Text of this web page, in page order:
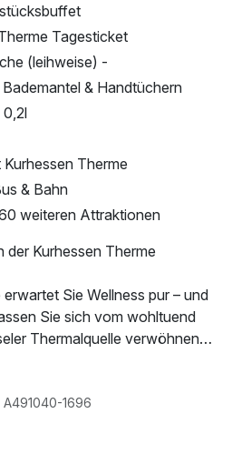
Tagesticket
(leihweise) -
& Handtüchern
0,2l
Therme
& Bahn
weiteren Attraktionen
der Kurhessen Therme
Sie Wellness pur – und
Sie sich vom wohltuend
Thermalquelle verwöhnen
Badelandschaft mit
LAN Nutzung /
A491040-1696